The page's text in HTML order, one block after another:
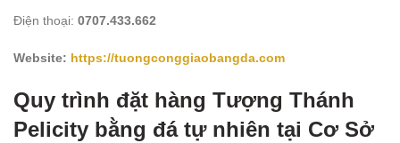
Điện thoại: 0707.433.662
Website: https://tuongconggiaobangda.com
Quy trình đặt hàng Tượng Thánh
Pelicity bằng đá tự nhiên tại Cơ Sở